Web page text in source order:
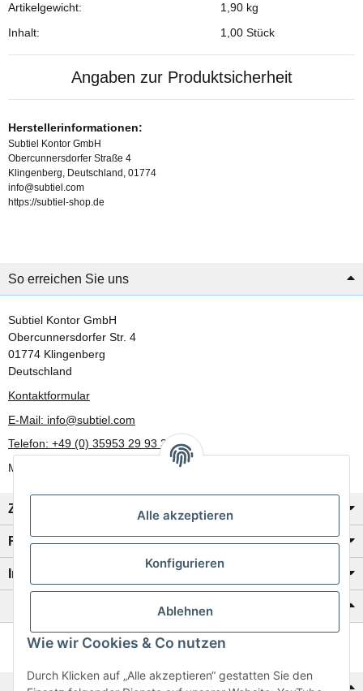
Alle akzeptieren
Konfigurieren
Ablehnen
Wie wir Cookies & Co nutzen
Durch Klicken auf „Alle akzeptieren“ gestatten Sie den
Artikelgewicht:
1,90 kg
Inhalt:
1,00 Stück
Angaben zur Produktsicherheit
Herstellerinformationen:
Subtiel Kontor GmbH
Obercunnersdorfer Straße 4
Klingenberg, Deutschland, 01774
info@subtiel.com
https://subtiel-shop.de
So erreichen Sie uns
Subtiel Kontor GmbH
Obercunnersdorfer Str. 4
01774 Klingenberg
Deutschland
Kontaktformular
E-Mail: info@subtiel.com
Telefon: +49 (0) 35953 29 93 30
Mo-Fr: 8:00 Uhr - 17:00 Uhr
Zahlung/Versand
Rechtliches
Informationen
Katalog zur Hand?
Zur Schnellbestellung
Noch kein Katalog?